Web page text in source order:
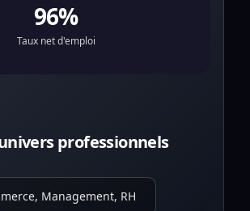
96%
Taux net d'emploi
professionnels
Management, RH